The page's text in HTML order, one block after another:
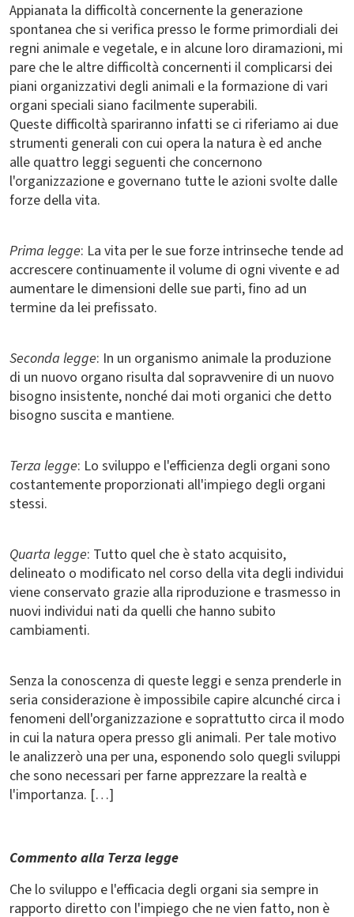
Appianata la difficoltà concernente la generazione
spontanea che si verifica presso le forme primordiali dei
regni animale e vegetale, e in alcune loro diramazioni, mi
pare che le altre difficoltà concernenti il complicarsi dei
piani organizzativi degli animali e la formazione di vari
organi speciali siano facilmente superabili.
Queste difficoltà spariranno infatti se ci riferiamo ai due
strumenti generali con cui opera la natura è ed anche
alle quattro leggi seguenti che concernono
l'organizzazione e governano tutte le azioni svolte dalle
forze della vita.
Prima legge: La vita per le sue forze intrinseche tende ad
accrescere continuamente il volume di ogni vivente e ad
aumentare le dimensioni delle sue parti, fino ad un
termine da lei prefissato.
Seconda legge: In un organismo animale la produzione
di un nuovo organo risulta dal sopravvenire di un nuovo
bisogno insistente, nonché dai moti organici che detto
bisogno suscita e mantiene.
Terza legge: Lo sviluppo e l'efficienza degli organi sono
costantemente proporzionati all'impiego degli organi
stessi.
Quarta legge: Tutto quel che è stato acquisito,
delineato o modificato nel corso della vita degli individui
viene conservato grazie alla riproduzione e trasmesso in
nuovi individui nati da quelli che hanno subito
cambiamenti.
Senza la conoscenza di queste leggi e senza prenderle in
seria considerazione è impossibile capire alcunché circa i
fenomeni dell'organizzazione e soprattutto circa il modo
in cui la natura opera presso gli animali. Per tale motivo
le analizzerò una per una, esponendo solo quegli sviluppi
che sono necessari per farne apprezzare la realtà e
l'importanza. […]
Commento alla Terza legge
Che lo sviluppo e l'efficacia degli organi sia sempre in
rapporto diretto con l'impiego che ne vien fatto, non è